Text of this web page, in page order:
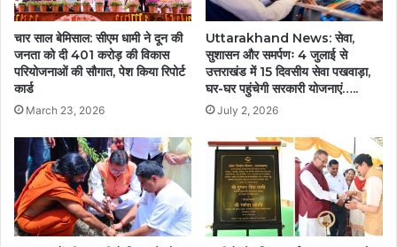
चार साल बेमिसाल: सीएम धामी ने दून की
जनता को दी 401 करोड़ की विकास
परियोजनाओं की सौगात, पेश किया रिपोर्ट
कार्ड
March 23, 2026
Uttarakhand News: सेवा,
सुशासन और समर्पणः 4 जुलाई से
उत्तराखंड में 15 दिवसीय सेवा पखवाड़ा,
घर-घर पहुंचेगी सरकारी योजनाएं…..
July 2, 2026